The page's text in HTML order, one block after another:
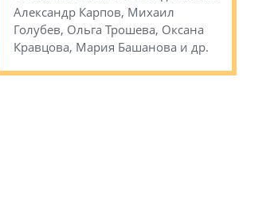
Александр Карпов, Михаил
Голубев, Ольга Трошева, Оксана
Кравцова, Мария Башанова и др.